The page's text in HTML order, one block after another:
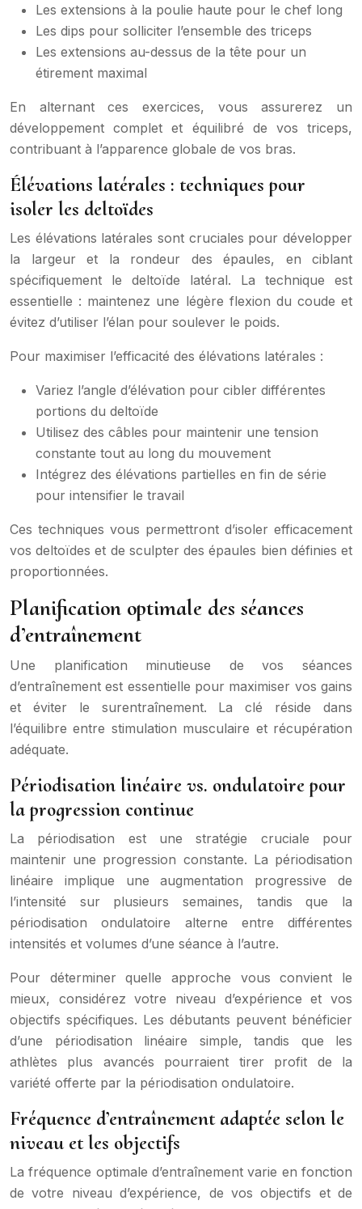
Les extensions à la poulie haute pour le chef long
Les dips pour solliciter l’ensemble des triceps
Les extensions au-dessus de la tête pour un
étirement maximal
En alternant ces exercices, vous assurerez un
développement complet et équilibré de vos triceps,
contribuant à l’apparence globale de vos bras.
Élévations latérales : techniques pour
isoler les deltoïdes
Les élévations latérales sont cruciales pour développer
la largeur et la rondeur des épaules, en ciblant
spécifiquement le deltoïde latéral. La technique est
essentielle : maintenez une légère flexion du coude et
évitez d’utiliser l’élan pour soulever le poids.
Pour maximiser l’efficacité des élévations latérales :
Variez l’angle d’élévation pour cibler différentes
portions du deltoïde
Utilisez des câbles pour maintenir une tension
constante tout au long du mouvement
Intégrez des élévations partielles en fin de série
pour intensifier le travail
Ces techniques vous permettront d’isoler efficacement
vos deltoïdes et de sculpter des épaules bien définies et
proportionnées.
Planification optimale des séances
d’entraînement
Une planification minutieuse de vos séances
d’entraînement est essentielle pour maximiser vos gains
et éviter le surentraînement. La clé réside dans
l’équilibre entre stimulation musculaire et récupération
adéquate.
Périodisation linéaire vs. ondulatoire pour
la progression continue
La périodisation est une stratégie cruciale pour
maintenir une progression constante. La périodisation
linéaire implique une augmentation progressive de
l’intensité sur plusieurs semaines, tandis que la
périodisation ondulatoire alterne entre différentes
intensités et volumes d’une séance à l’autre.
Pour déterminer quelle approche vous convient le
mieux, considérez votre niveau d’expérience et vos
objectifs spécifiques. Les débutants peuvent bénéficier
d’une périodisation linéaire simple, tandis que les
athlètes plus avancés pourraient tirer profit de la
variété offerte par la périodisation ondulatoire.
Fréquence d’entraînement adaptée selon le
niveau et les objectifs
La fréquence optimale d’entraînement varie en fonction
de votre niveau d’expérience, de vos objectifs et de